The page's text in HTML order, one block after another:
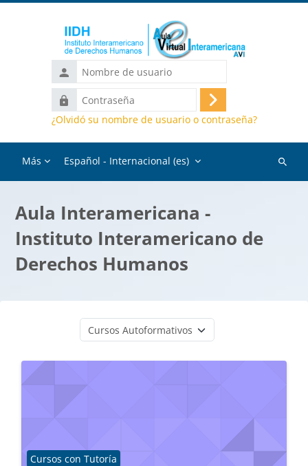
Nombre
de
usuario
Contraseña
Acceder
¿Olvidó su nombre de usuario o contraseña?
Más Español - Internacional ‎(es)‎
Buscar
Aula Interamericana -
Instituto Interamericano de
Derechos Humanos
Categorías
Categoría de cursos
Cursos con Tutoría